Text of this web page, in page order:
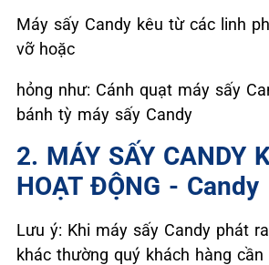
Máy sấy Candy kêu từ các linh
vỡ hoặc
hỏng như: Cánh quạt máy sấy
bánh tỳ máy sấy Candy
2. MÁY SẤY CANDY
HOẠT ĐỘNG - Candy
Lưu ý: Khi máy sấy Candy phát
khác thường quý khách hàng